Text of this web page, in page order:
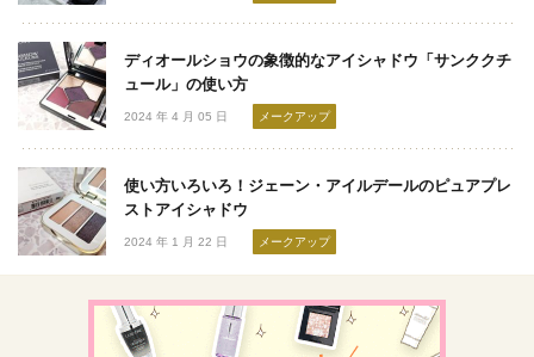
ディオールショウの象徴的なアイシャドウ「サンククチ
ュール」の使い方
2024 年 4 月 05 日 メークアップ
使い方いろいろ！ジェーン・アイルデールのピュアプレ
ストアイシャドウ
2024 年 1 月 22 日 メークアップ